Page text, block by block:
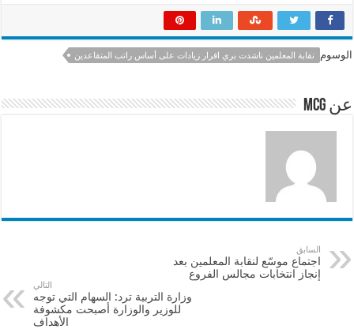
e
b
o
k
ai
l
at
sA
p
ar
e
الوسوم نقابة المعلمين ناشدت بري اقرار زيادات على أساس راتب المتقاعدين
عن mcg
السابق
اجتماع موسّع لنقابة المعلمين بعد
إنجاز انتخابات مجالس الفروع
التالي
وزارة التربية ترد: السهام التي توجه
للوزير والوزارة أصبحت مكشوفة
الأهداف